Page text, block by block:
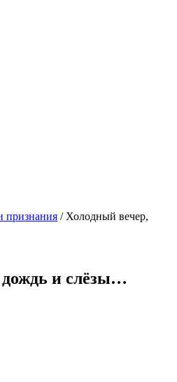
признания / Холодный вечер,
и слёзы…